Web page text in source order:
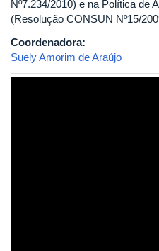
Nº7.234/2010) e na Política de
(Resolução CONSUN Nº15/
Coordenadora:
Suely Amorim de Araújo